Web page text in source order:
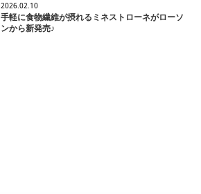
2026.02.10
手軽に食物繊維が摂れるミネストローネがローソ
ンから新発売♪